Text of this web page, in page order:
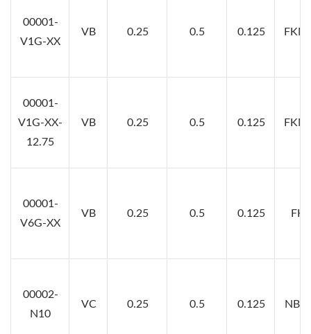
00001-
V1G-XX
VB 0.25 0.5 0.125
00001-
V1G-XX-
12.75
VB 0.25 0.5 0.125
00001-
V6G-XX
VB 0.25 0.5 0.125
00002-
N10
VC 0.25 0.5 0.125